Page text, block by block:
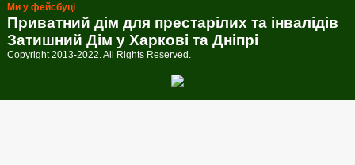
Ми у фейсбуці
Приватний дім для престарілих та інвалідів
Затишний Дім у Харкові та Дніпрі
Copyright 2013-2022. All Rights Reserved.